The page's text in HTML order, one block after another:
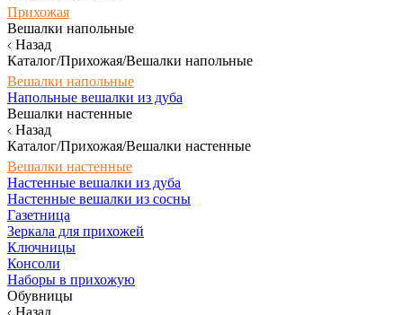
Прихожая
Вешалки напольные
Назад
Каталог/Прихожая/Вешалки напольные
Вешалки напольные
Напольные вешалки из дуба
Вешалки настенные
Назад
Каталог/Прихожая/Вешалки настенные
Вешалки настенные
Настенные вешалки из дуба
Настенные вешалки из сосны
Газетница
Зеркала для прихожей
Ключницы
Консоли
Наборы в прихожую
Обувницы
Назад